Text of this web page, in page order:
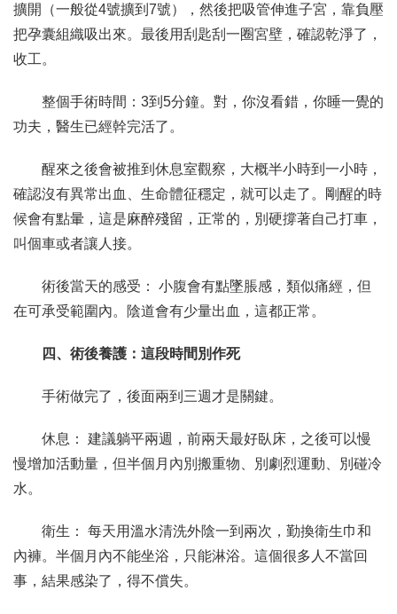
擴開（一般從4號擴到7號），然後把吸管伸進子宮，靠負壓
把孕囊組織吸出來。最後用刮匙刮一圈宮壁，確認乾淨了，
收工。
整個手術時間：3到5分鐘。對，你沒看錯，你睡一覺的
功夫，醫生已經幹完活了。
醒來之後會被推到休息室觀察，大概半小時到一小時，
確認沒有異常出血、生命體征穩定，就可以走了。剛醒的時
候會有點暈，這是麻醉殘留，正常的，別硬撐著自己打車，
叫個車或者讓人接。
術後當天的感受： 小腹會有點墜脹感，類似痛經，但
在可承受範圍內。陰道會有少量出血，這都正常。
四、術後養護：這段時間別作死
手術做完了，後面兩到三週才是關鍵。
休息： 建議躺平兩週，前兩天最好臥床，之後可以慢
慢增加活動量，但半個月內別搬重物、別劇烈運動、別碰冷
水。
衛生： 每天用溫水清洗外陰一到兩次，勤換衛生巾和
內褲。半個月內不能坐浴，只能淋浴。這個很多人不當回
事，結果感染了，得不償失。